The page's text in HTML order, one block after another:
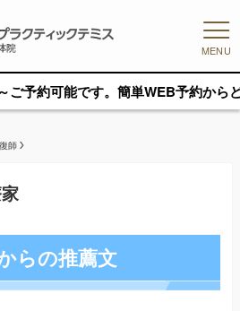
MENU
可能です。簡単WEB予約からどうぞ
師
らの推薦文